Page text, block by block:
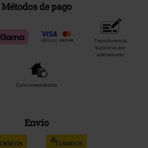
Métodos de pago
Transferencia
bancaria por
adelantado
Contrareembolso
Envío